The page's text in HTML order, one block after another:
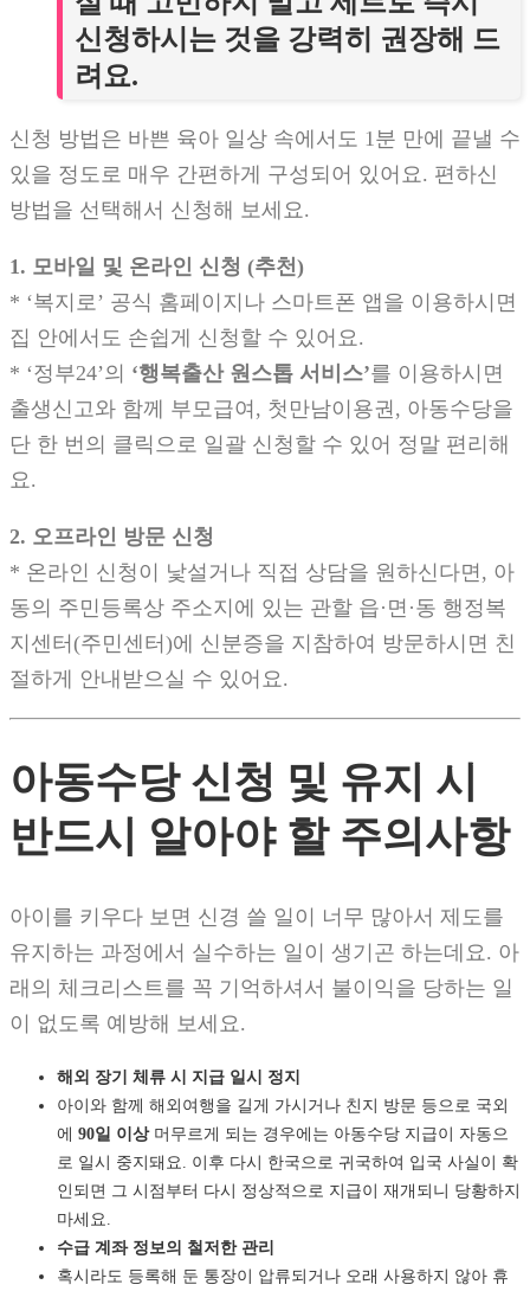
신청하시는 것을 강력히 권장해 드
려요.
신청 방법은 바쁜 육아 일상 속에서도 1분 만에 끝낼 수
있을 정도로 매우 간편하게 구성되어 있어요. 편하신
방법을 선택해서 신청해 보세요.
1. 모바일 및 온라인 신청 (추천)
* ‘복지로’ 공식 홈페이지나 스마트폰 앱을 이용하시면
집 안에서도 손쉽게 신청할 수 있어요.
* ‘정부24’의 ‘행복출산 원스톱 서비스’를 이용하시면
출생신고와 함께 부모급여, 첫만남이용권, 아동수당을
단 한 번의 클릭으로 일괄 신청할 수 있어 정말 편리해
요.
2. 오프라인 방문 신청
* 온라인 신청이 낯설거나 직접 상담을 원하신다면, 아
동의 주민등록상 주소지에 있는 관할 읍·면·동 행정복
지센터(주민센터)에 신분증을 지참하여 방문하시면 친
절하게 안내받으실 수 있어요.
아동수당 신청 및 유지 시
반드시 알아야 할 주의사항
아이를 키우다 보면 신경 쓸 일이 너무 많아서 제도를
유지하는 과정에서 실수하는 일이 생기곤 하는데요. 아
래의 체크리스트를 꼭 기억하셔서 불이익을 당하는 일
이 없도록 예방해 보세요.
해외 장기 체류 시 지급 일시 정지
아이와 함께 해외여행을 길게 가시거나 친지 방문 등으로 국외
에 90일 이상머무르게 되는 경우에는 아동수당 지급이 자동으
로 일시 중지돼요. 이후 다시 한국으로 귀국하여 입국 사실이 확
인되면 그 시점부터 다시 정상적으로 지급이 재개되니 당황하지
마세요.
수급 계좌 정보의 철저한 관리
혹시라도 등록해 둔 통장이 압류되거나 오래 사용하지 않아 휴